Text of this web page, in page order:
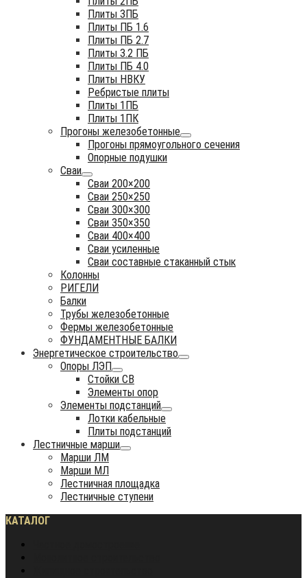
Плиты 3ПБ
Плиты ПБ 1.6
Плиты ПБ 2.7
Плиты 3.2 ПБ
Плиты ПБ 4.0
Плиты НВКУ
Ребристые плиты
Плиты 1ПБ
Плиты 1ПК
Прогоны железобетонные
Прогоны прямоугольного сечения
Опорные подушки
Сваи
Сваи 200×200
Сваи 250×250
Сваи 300×300
Сваи 350×350
Сваи 400×400
Сваи усиленные
Сваи составные стаканный стык
Колонны
РИГЕЛИ
Балки
Трубы железобетонные
Фермы железобетонные
ФУНДАМЕНТНЫЕ БАЛКИ
Энергетическое строительство
Опоры ЛЭП
Стойки СВ
Элементы опор
Элементы подстанций
Лотки кабельные
Плиты подстанций
Лестничные марши
Марши ЛМ
Марши МЛ
Лестничная площадка
Лестничные ступени
КАТАЛОГ